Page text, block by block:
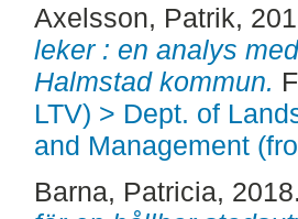
Axelsson, Patrik,
leker : en analys
Halmstad kommun.
LTV) > Dept. of
and Management
Barna, Patricia,